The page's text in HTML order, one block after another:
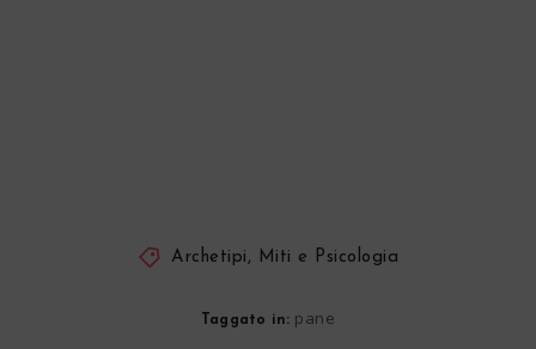
Archetipi, Miti e Psicologia
Taggato in: pane